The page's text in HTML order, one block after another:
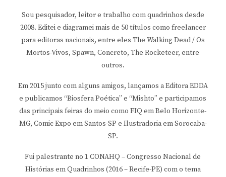
Sou pesquisador, leitor e trabalho com quadrinhos desde
2008. Editei e diagramei mais de 50 títulos como freelancer
para editoras nacionais, entre eles The Walking Dead / Os
Mortos-Vivos, Spawn, Concreto, The Rocketeer, entre
outros.
Em 2015 junto com alguns amigos, lançamos a Editora EDDA
e publicamos “Biosfera Poética” e “Mishto” e participamos
das principais feiras do meio como FIQ em Belo Horizonte-
MG, Comic Expo em Santos-SP e Ilustradoria em Sorocaba-
SP.
Fui palestrante no 1 CONAHQ – Congresso Nacional de
Histórias em Quadrinhos (2016 – Recife-PE) com o tema